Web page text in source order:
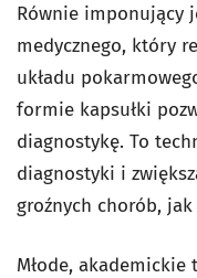
Równie imponujący
medycznego, który
układu
formie kapsułki
diagnostykę. To
diagnostyki i
groźnych chorób,
Młode,